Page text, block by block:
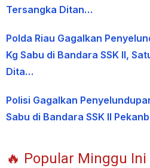
Tersangka Ditan…
Polda Riau Gagalkan
Kg Sabu di Bandara SSK II,
Dita…
Polisi Gagalkan
Sabu di Bandara SSK II
🔥 Popular Minggu Ini